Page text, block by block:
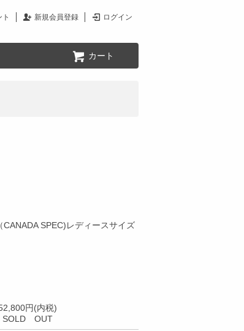
新規会員登録 ログイン
カート
SPEC)レディースサイズ
円(内税)
SOLD OUT